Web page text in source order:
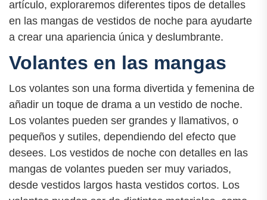
artículo, exploraremos diferentes tipos de detalles
en las mangas de vestidos de noche para ayudarte
a crear una apariencia única y deslumbrante.
Volantes en las mangas
Los volantes son una forma divertida y femenina de
añadir un toque de drama a un vestido de noche.
Los volantes pueden ser grandes y llamativos, o
pequeños y sutiles, dependiendo del efecto que
desees. Los vestidos de noche con detalles en las
mangas de volantes pueden ser muy variados,
desde vestidos largos hasta vestidos cortos. Los